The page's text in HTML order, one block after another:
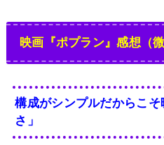
映画『ポプラン』感想（微
構成がシンプルだからこ
さ」